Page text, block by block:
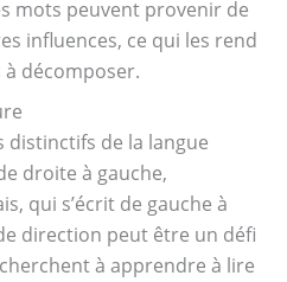
mots peuvent provenir de
influences, ce qui les rend
décomposer.
distinctifs de la langue
droite à gauche,
qui s’écrit de gauche à
direction peut être un défi
à apprendre à lire